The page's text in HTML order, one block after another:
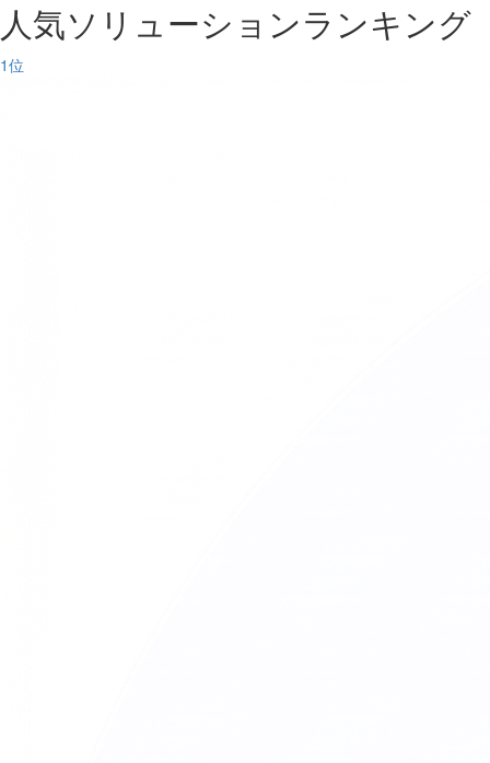
人気ソリューションランキング
1位